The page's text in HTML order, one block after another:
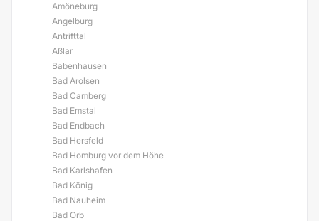
Amöneburg
Angelburg
Antrifttal
Aßlar
Babenhausen
Bad Arolsen
Bad Camberg
Bad Emstal
Bad Endbach
Bad Hersfeld
Bad Homburg vor dem Höhe
Bad Karlshafen
Bad König
Bad Nauheim
Bad Orb